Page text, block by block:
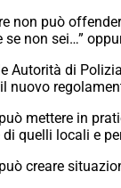
non può
se non sei…”
Autorità di
nuovo
mettere in
quelli locali e
creare